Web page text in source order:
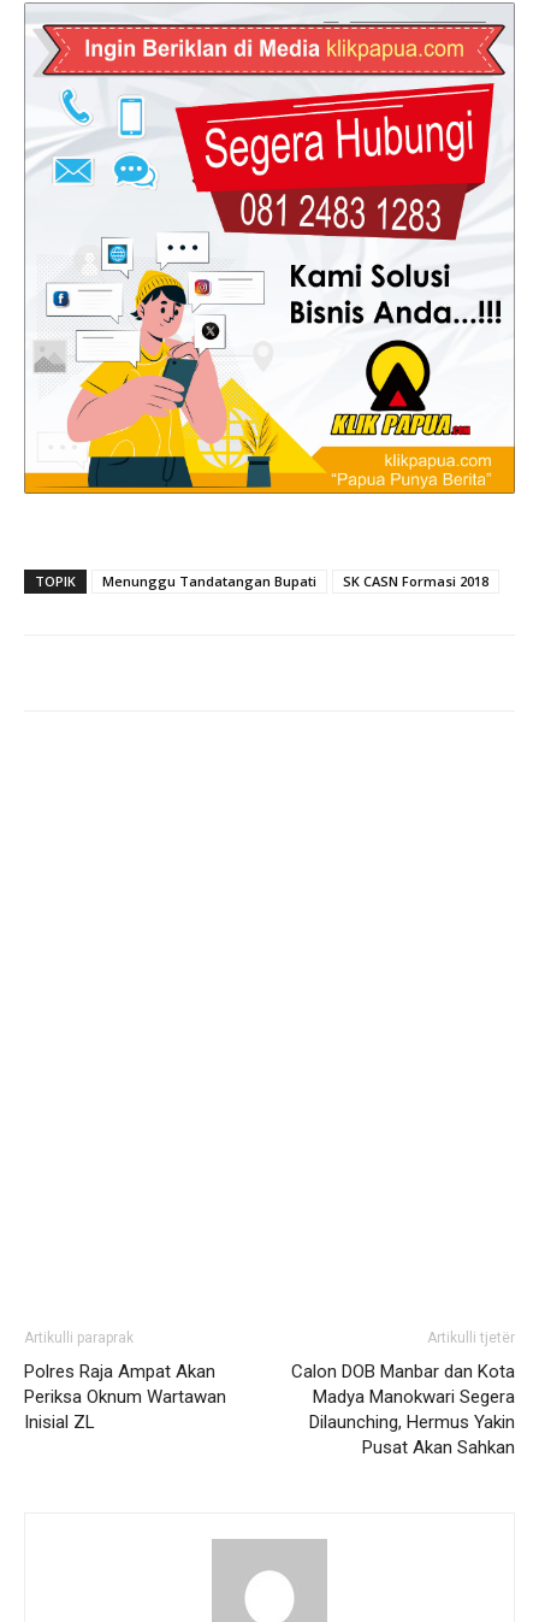
TOPIK Menunggu Tandatangan Bupati SK CASN Formasi 2018
Artikulli paraprak
Polres Raja Ampat Akan
Periksa Oknum Wartawan
Inisial ZL
Artikulli tjetër
Calon DOB Manbar dan Kota
Madya Manokwari Segera
Dilaunching, Hermus Yakin
Pusat Akan Sahkan